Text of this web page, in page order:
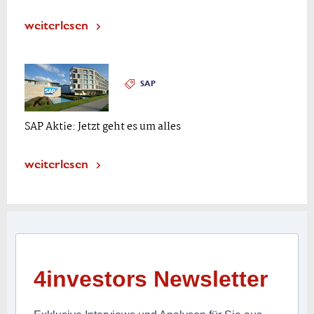
weiterlesen
SAP
SAP Aktie: Jetzt geht es um alles
weiterlesen
4investors Newsletter